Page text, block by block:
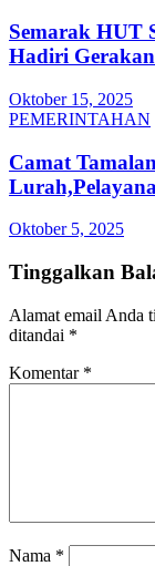
Semarak HUT
Hadiri
Oktober 15, 2025
PEMERINTAHAN
Camat
Oktober 5, 2025
Tinggalkan
Alamat email Anda
ditandai *
Komentar *
Nama *